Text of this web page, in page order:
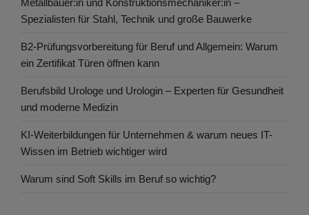
Spezialisten für Stahl, Technik und große Bauwerke
B2-Prüfungsvorbereitung für Beruf und Allgemein: Warum
ein Zertifikat Türen öffnen kann
Berufsbild Urologe und Urologin – Experten für Gesundheit
und moderne Medizin
KI-Weiterbildungen für Unternehmen & warum neues IT-
Wissen im Betrieb wichtiger wird
Warum sind Soft Skills im Beruf so wichtig?